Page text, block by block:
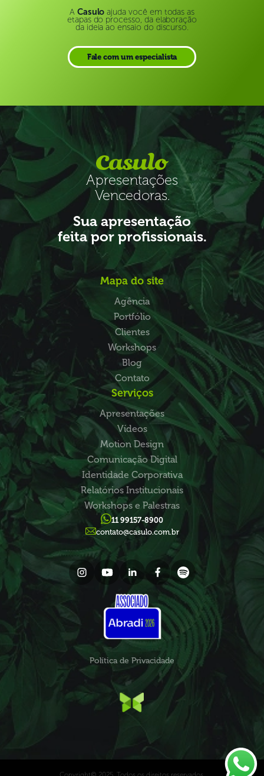
A Casulo ajuda você em todas as
etapas do processo, da elaboração
da ideia ao ensaio do discurso.
Fale com um especialista
Apresentações
Vencedoras.
Sua apresentação
feita por profissionais.
Mapa do site
Agência
Portfólio
Clientes
Workshops
Blog
Contato
Serviços
Apresentações
Vídeos
Motion Design
Comunicação Digital
Identidade Corporativa
Relatórios Institucionais
Workshops e Palestras
11 99157-8900
contato@casulo.com.br
Política de Privacidade